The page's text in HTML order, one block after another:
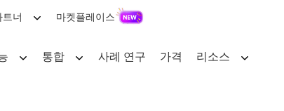
트너 마켓플레이스
통합 사례 연구 가격 리소스